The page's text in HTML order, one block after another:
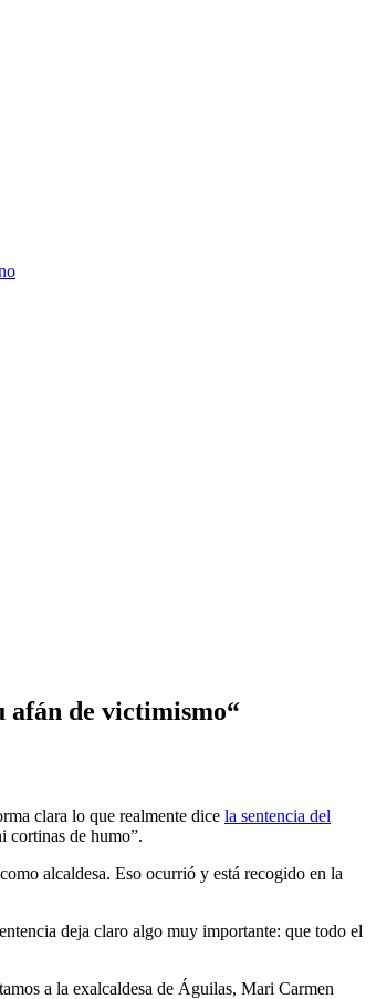
afán de victimismo“
clara lo que realmente dice la sentencia del
cortinas de humo”.
alcaldesa. Eso ocurrió y está recogido en la
deja claro algo muy importante: que todo el
a la exalcaldesa de Águilas, Mari Carmen